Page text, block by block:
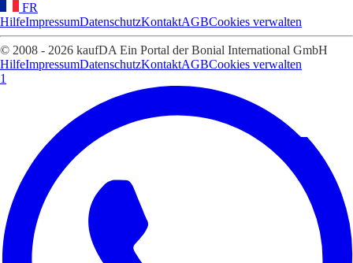
FR
HilfeImpressumDatenschutzKontaktAGBCookies verwalten
© 2008 - 2026 kaufDA Ein Portal der Bonial International GmbH
HilfeImpressumDatenschutzKontaktAGBCookies verwalten
1